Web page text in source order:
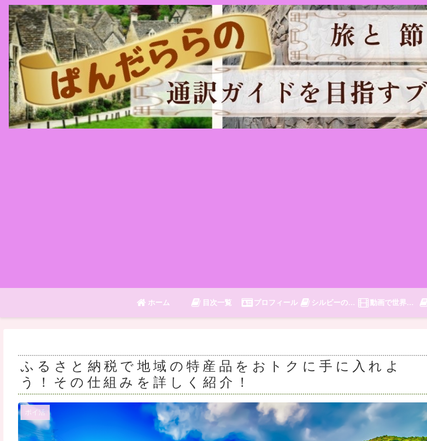
ホーム 目次一覧 プロフィール シルビーの旅日記 動画で世界旅行
ふるさと納税で地域の特産品をおトクに手に入れよ
う！その仕組みを詳しく紹介！
ポイ活